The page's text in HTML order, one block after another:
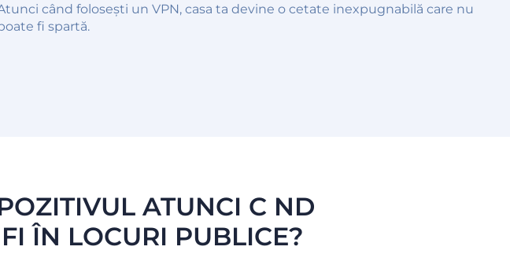
când folosești un VPN, casa ta devine o cetate inexpugnabilă care nu
fi spartă.
ATUNCI C ND
ÎN LOCURI PUBLICE?